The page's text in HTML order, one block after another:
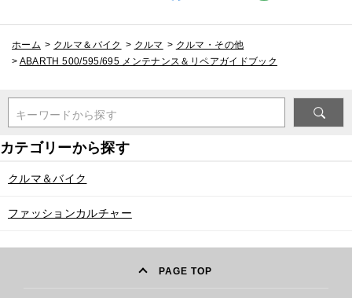
ホーム > クルマ＆バイク > クルマ > クルマ・その他
> ABARTH 500/595/695 メンテナンス＆リペアガイドブック
キーワードから探す
クルマ＆バイク
ファッションカルチャー
PAGE TOP